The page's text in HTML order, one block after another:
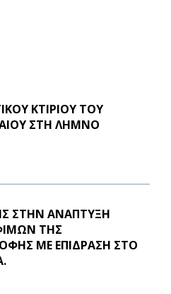
ΚΤΙΡΙΟΥ ΤΟΥ
ΣΤΗ ΛΗΜΝΟ
ΣΤΗΝ ΑΝΑΠΤΥΞΗ
ΤΗΣ
ΜΕ ΕΠΙΔΡΑΣΗ ΣΤΟ